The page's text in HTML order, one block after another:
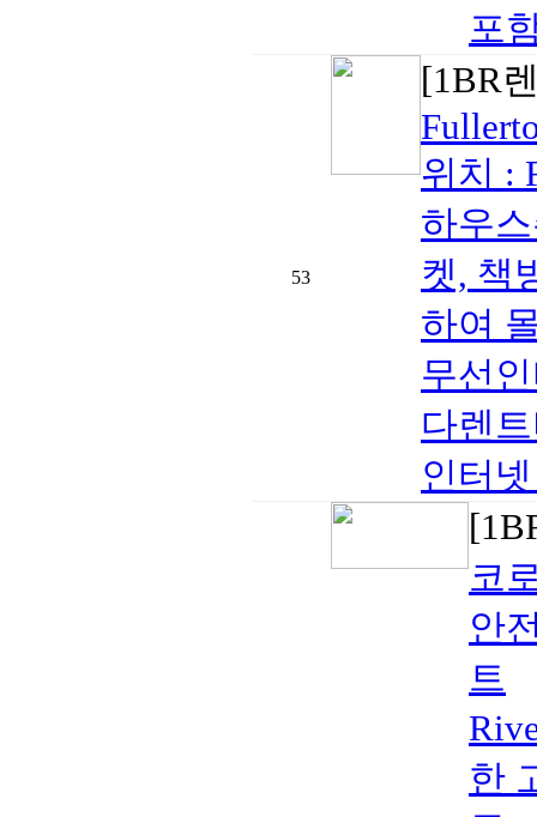
포
53
[1BR
위치 :
하우
켓, 책
하여
무선
다렌
인터
코
안
트
한